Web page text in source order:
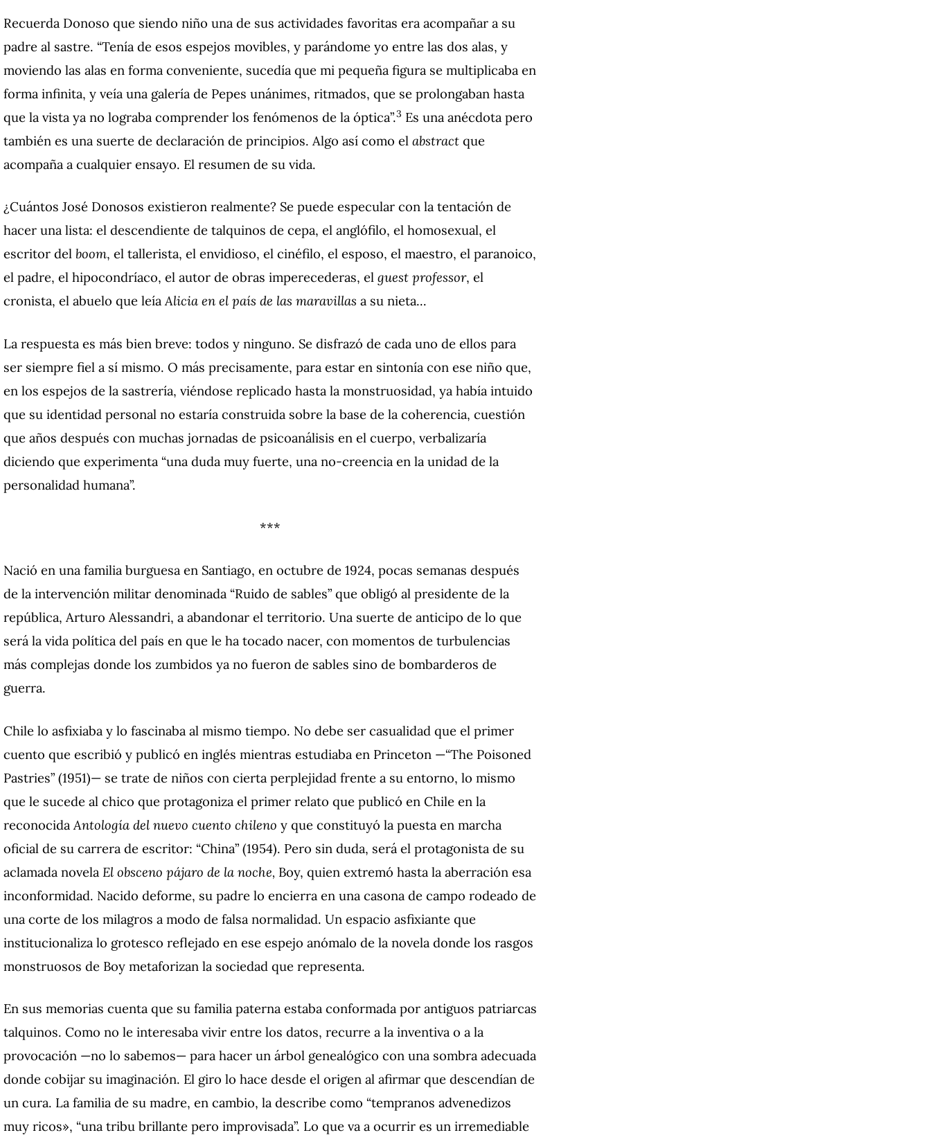
Recuerda Donoso que siendo niño una de sus actividades favoritas era acompañar a su
padre al sastre. “Tenía de esos espejos movibles, y parándome yo entre las dos alas, y
moviendo las alas en forma conveniente, sucedía que mi pequeña figura se multiplicaba en
forma infinita, y veía una galería de Pepes unánimes, ritmados, que se prolongaban hasta
que la vista ya no lograba comprender los fenómenos de la óptica”.3 Es una anécdota pero
también es una suerte de declaración de principios. Algo así como el abstract que
acompaña a cualquier ensayo. El resumen de su vida.
¿Cuántos José Donosos existieron realmente? Se puede especular con la tentación de
hacer una lista: el descendiente de talquinos de cepa, el anglófilo, el homosexual, el
escritor del boom, el tallerista, el envidioso, el cinéfilo, el esposo, el maestro, el paranoico,
el padre, el hipocondríaco, el autor de obras imperecederas, el guest professor, el
cronista, el abuelo que leíaAlicia en el país de las maravillas a su nieta…
La respuesta es más bien breve: todos y ninguno. Se disfrazó de cada uno de ellos para
ser siempre fiel a sí mismo. O más precisamente, para estar en sintonía con ese niño que,
en los espejos de la sastrería, viéndose replicado hasta la monstruosidad, ya había intuido
que su identidad personal no estaría construida sobre la base de la coherencia, cuestión
que años después con muchas jornadas de psicoanálisis en el cuerpo, verbalizaría
diciendo que experimenta “una duda muy fuerte, una no-creencia en la unidad de la
personalidad humana”.
***
Nació en una familia burguesa en Santiago, en octubre de 1924, pocas semanas después
de la intervención militar denominada “Ruido de sables” que obligó al presidente de la
república, Arturo Alessandri, a abandonar el territorio. Una suerte de anticipo de lo que
será la vida política del país en que le ha tocado nacer, con momentos de turbulencias
más complejas donde los zumbidos ya no fueron de sables sino de bombarderos de
guerra.
Chile lo asfixiaba y lo fascinaba al mismo tiempo. No debe ser casualidad que el primer
cuento que escribió y publicó en inglés mientras estudiaba en Princeton —“The Poisoned
Pastries” (1951)— se trate de niños con cierta perplejidad frente a su entorno, lo mismo
que le sucede al chico que protagoniza el primer relato que publicó en Chile en la
reconocida Antología del nuevo cuento chileno y que constituyó la puesta en marcha
oficial de su carrera de escritor: “China” (1954). Pero sin duda, será el protagonista de su
aclamada novela El obsceno pájaro de la noche, Boy, quien extremó hasta la aberración esa
inconformidad. Nacido deforme, su padre lo encierra en una casona de campo rodeado de
una corte de los milagros a modo de falsa normalidad. Un espacio asfixiante que
institucionaliza lo grotesco reflejado en ese espejo anómalo de la novela donde los rasgos
monstruosos de Boy metaforizan la sociedad que representa.
En sus memorias cuenta que su familia paterna estaba conformada por antiguos patriarcas
talquinos. Como no le interesaba vivir entre los datos, recurre a la inventiva o a la
provocación —no lo sabemos— para hacer un árbol genealógico con una sombra adecuada
donde cobijar su imaginación. El giro lo hace desde el origen al afirmar que descendían de
un cura. La familia de su madre, en cambio, la describe como “tempranos advenedizos
muy ricos», “una tribu brillante pero improvisada”. Lo que va a ocurrir es un irremediable